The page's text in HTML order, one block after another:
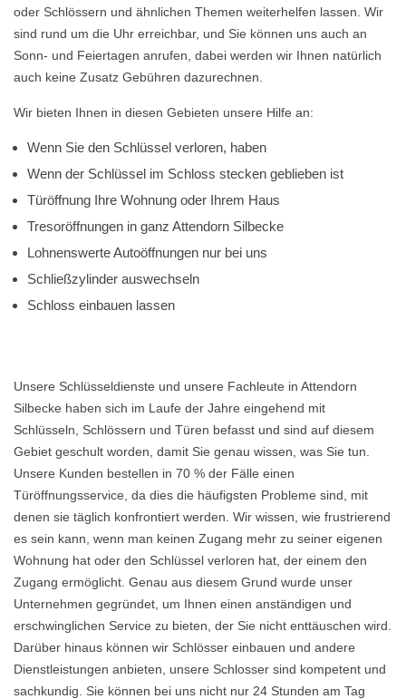
oder Schlössern und ähnlichen Themen weiterhelfen lassen. Wir
sind rund um die Uhr erreichbar, und Sie können uns auch an
Sonn- und Feiertagen anrufen, dabei werden wir Ihnen natürlich
auch keine Zusatz Gebühren dazurechnen.
Wir bieten Ihnen in diesen Gebieten unsere Hilfe an:
Wenn Sie den Schlüssel verloren, haben
Wenn der Schlüssel im Schloss stecken geblieben ist
Türöffnung Ihre Wohnung oder Ihrem Haus
Tresoröffnungen in ganz Attendorn Silbecke
Lohnenswerte Autoöffnungen nur bei uns
Schließzylinder auswechseln
Schloss einbauen lassen
Unsere Schlüsseldienste und unsere Fachleute in Attendorn
Silbecke haben sich im Laufe der Jahre eingehend mit
Schlüsseln, Schlössern und Türen befasst und sind auf diesem
Gebiet geschult worden, damit Sie genau wissen, was Sie tun.
Unsere Kunden bestellen in 70 % der Fälle einen
Türöffnungsservice, da dies die häufigsten Probleme sind, mit
denen sie täglich konfrontiert werden. Wir wissen, wie frustrierend
es sein kann, wenn man keinen Zugang mehr zu seiner eigenen
Wohnung hat oder den Schlüssel verloren hat, der einem den
Zugang ermöglicht. Genau aus diesem Grund wurde unser
Unternehmen gegründet, um Ihnen einen anständigen und
erschwinglichen Service zu bieten, der Sie nicht enttäuschen wird.
Darüber hinaus können wir Schlösser einbauen und andere
Dienstleistungen anbieten, unsere Schlosser sind kompetent und
sachkundig. Sie können bei uns nicht nur 24 Stunden am Tag